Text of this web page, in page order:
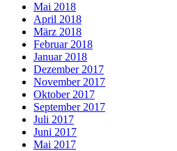
Mai 2018
April 2018
März 2018
Februar 2018
Januar 2018
Dezember 2017
November 2017
Oktober 2017
September 2017
Juli 2017
Juni 2017
Mai 2017